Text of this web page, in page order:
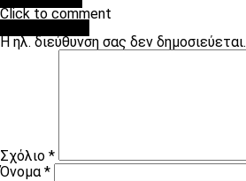
Click to comment
Η ηλ. διεύθυνση σας δεν δημοσιεύεται.
Σχόλιο *
Όνομα*